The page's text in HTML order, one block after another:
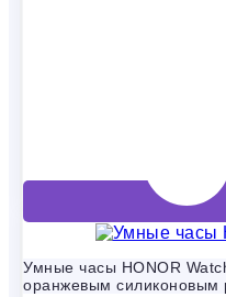
Умные часы HONOR
оранжевым силиконовым